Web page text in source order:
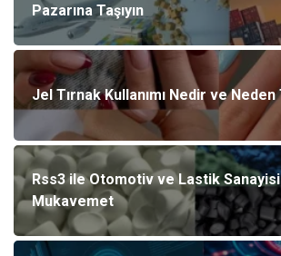
Pazarına Taşıyın
Jel Tırnak Kullanımı Nedir ve
Rss3 ile Otomotiv ve Lastik
Mukavemet